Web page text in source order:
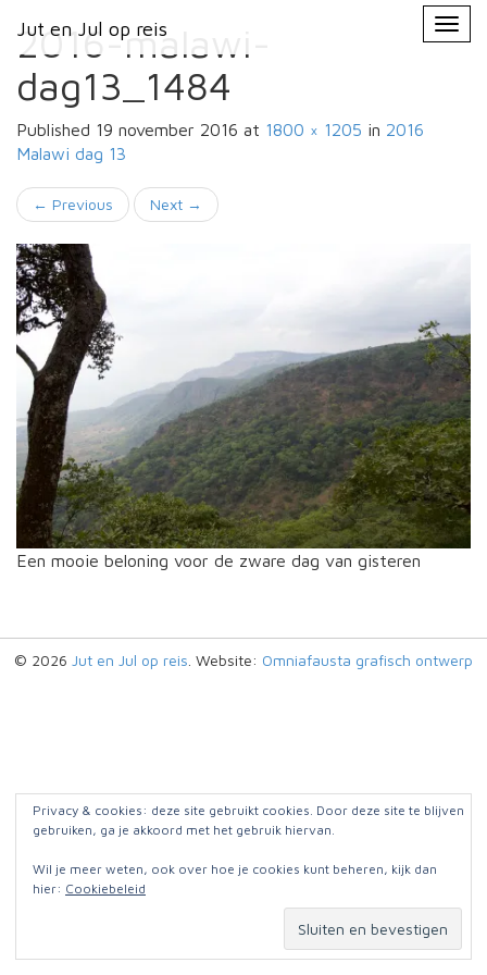
Jut en Jul op reis
Primary
Menu
Jut en Jul op reis
2016-malawi-
dag13_1484
Published 19 november 2016 at 1800 × 1205 in 2016
Malawi dag 13
← Previous Next →
Een mooie beloning voor de zware dag van gisteren
© 2026 Jut en Jul op reis . Website: Omniafausta grafisch ontwerp
Privacy & cookies: deze site gebruikt cookies. Door deze site te blijven
gebruiken, ga je akkoord met het gebruik hiervan.
Wil je meer weten, ook over hoe je cookies kunt beheren, kijk dan
hier: Cookiebeleid